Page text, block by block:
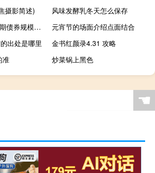
摄影简述)
风味发酵乳冬天怎么保存
进出口行发行1年期债券规模70亿元发行利率2.2426%预期2.2200%投标倍数3.38倍边际倍数2.89倍；进出口行发行2年期债券规模30亿元发行利率2.3780%预期2.3600%投标倍数5.48倍边际倍数2.27倍；进出口行发行5年期债券规模60亿元发行利率2.5020%预期2.5500%投标倍数4.13倍边际倍数21.80倍
元宵节的场面介绍点面结合
出处是哪里
金书红颜录4.31 攻略
准
炒菜锅上黑色
☚